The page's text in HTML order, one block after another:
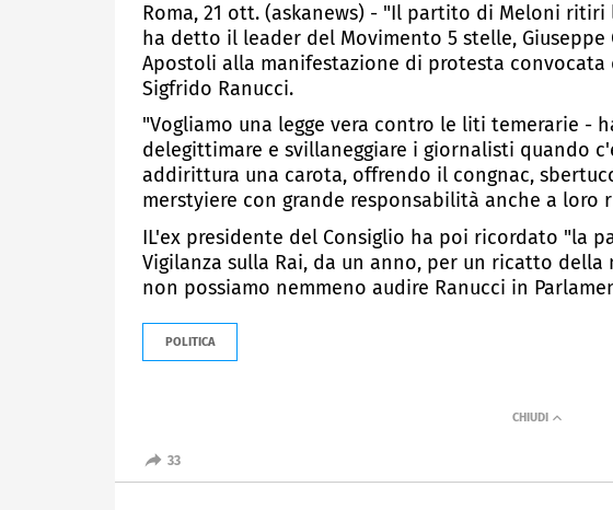
Roma, 21 ott. (askanews) - "Il partito di Meloni
ha detto il leader del Movimento 5 stelle,
Apostoli alla manifestazione di protesta
Sigfrido Ranucci.
"Vogliamo una legge vera contro le liti temerarie -
delegittimare e svillaneggiare i giornalisti quando
addirittura una carota, offrendo il congnac,
merstyiere con grande responsabilità anche a loro
IL'ex presidente del Consiglio ha poi ricordato "la
Vigilanza sulla Rai, da un anno, per un ricatto della
non possiamo nemmeno audire Ranucci in
POLITICA
33